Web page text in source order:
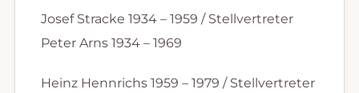
Josef Stracke 1934 – 1959 / Stellvertreter
Peter Arns 1934 – 1969
Heinz Hennrichs 1959 – 1979 / Stellvertreter